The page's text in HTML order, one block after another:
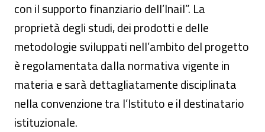
con il supporto finanziario dell’Inail”. La
proprietà degli studi, dei prodotti e delle
metodologie sviluppati nell’ambito del progetto
è regolamentata dalla normativa vigente in
materia e sarà dettagliatamente disciplinata
nella convenzione tra l’Istituto e il destinatario
istituzionale.